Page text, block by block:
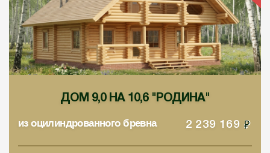
ДОМ 9,0 НА 10,6 "РОДИНА"
из оцилиндрованного бревна 2 239 169